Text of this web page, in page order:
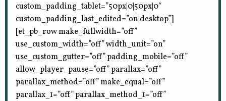
custom_padding_tablet=”50px|0|50px|0″
custom_padding_last_edited=”on|desktop”]
[et_pb_row make_fullwidth=”off”
use_custom_width=”off” width_unit=”on”
use_custom_gutter=”off” padding_mobile=”off”
allow_player_pause=”off” parallax=”off”
parallax_method=”off” make_equal=”off”
parallax_1=”off” parallax_method_1=”off”